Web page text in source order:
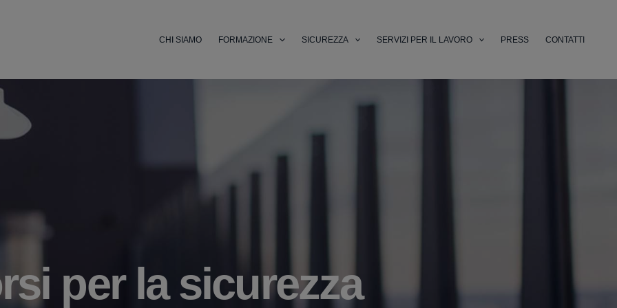
CHI SIAMO FORMAZIONE SICUREZZA SERVIZI PER IL LAVORO PRESS CONTATTI
per la sicurezza
Professionali